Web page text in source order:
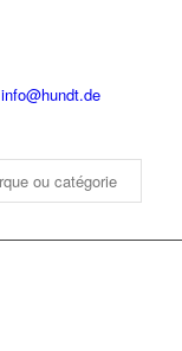
info@hundt.de